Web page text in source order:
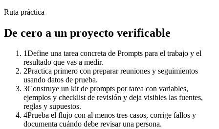
Ruta práctica
De cero a un proyecto verificable
1Define una tarea concreta de Prompts para el trabajo y el
resultado que vas a medir.
2Practica primero con preparar reuniones y seguimientos
usando datos de prueba.
3Construye un kit de prompts por tarea con variables,
ejemplos y checklist de revisión y deja visibles las fuentes,
reglas y supuestos.
4Prueba el flujo con al menos tres casos, corrige fallos y
documenta cuándo debe revisar una persona.